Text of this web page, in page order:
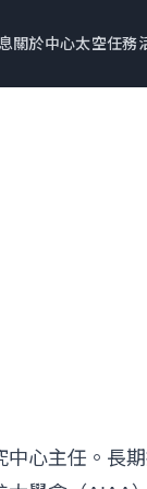
關於中心太空任務
中心主任。長